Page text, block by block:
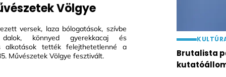
Völgye
versek, laza bólogatások, szívbe
könnyed gyerekkacaj és
alkotások tették felejthetetlenné a
Művészetek Völgye fesztivált.
Brutalista